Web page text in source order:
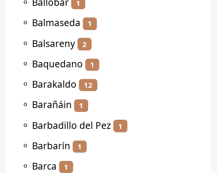
1
⚬ Balmaseda 1
⚬ Balsareny 2
⚬ Baquedano 1
⚬ Barakaldo 12
⚬ Barañáin 1
⚬ Barbadillo del Pez 1
⚬ Barbarín 1
⚬ Barca 1